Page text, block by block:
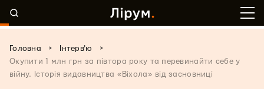
Головна > Інтерв'ю
>
Окупити 1 млн грн за півтора року та перевинайти себе у
війну. Історія видавництва «Віхола» від засновниці